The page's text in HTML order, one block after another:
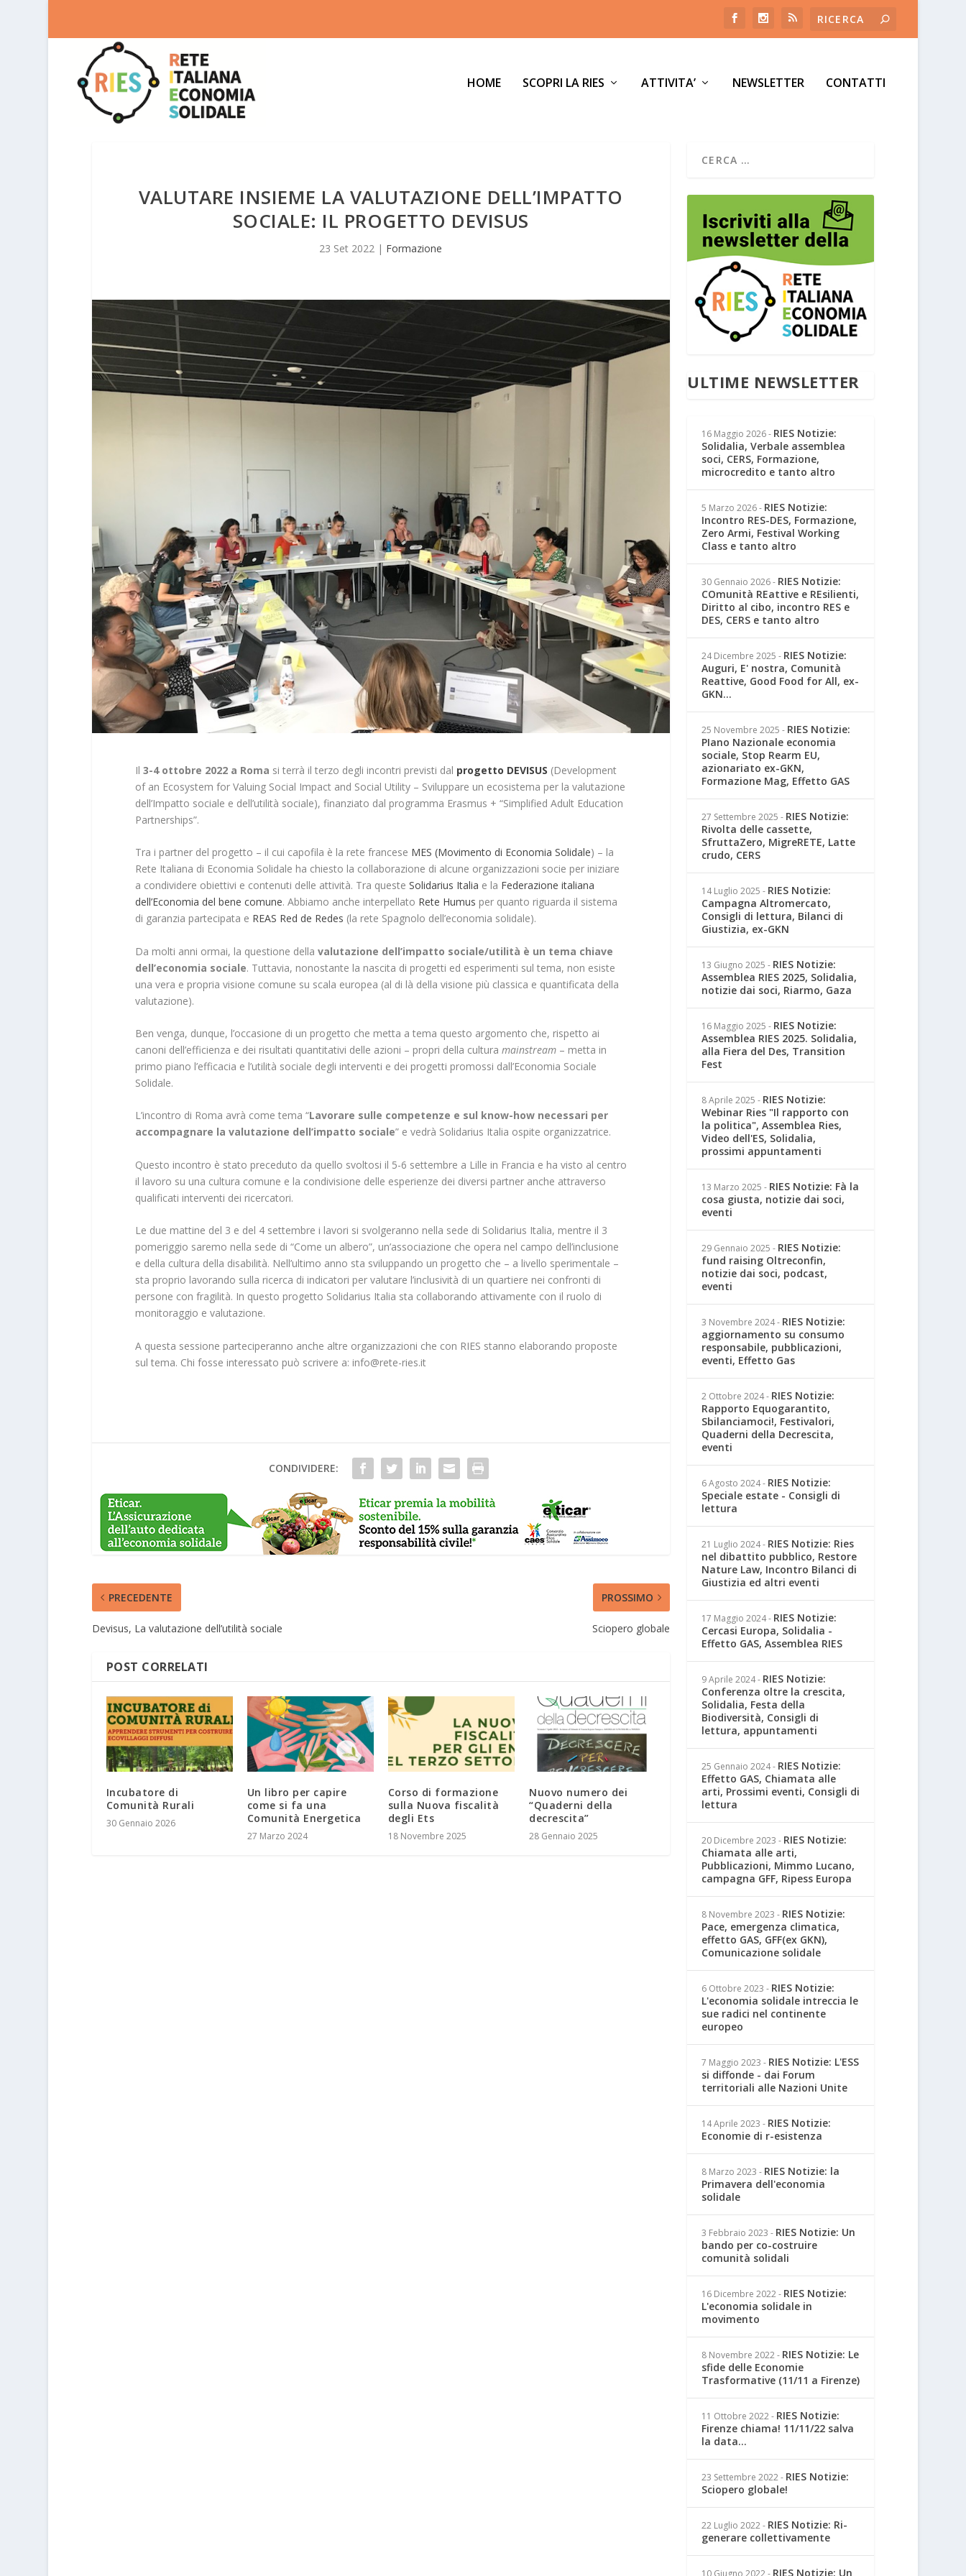
HOME SCOPRI LA RIES ATTIVITA’ NEWSLETTER CONTATTI
VALUTARE INSIEME LA VALUTAZIONE DELL’IMPATTO
SOCIALE: IL PROGETTO DEVISUS
23 Set 2022 | Formazione
Il 3-4 ottobre 2022 a Roma si terrà il terzo degli incontri previsti dal progetto DEVISUS (Development
of an Ecosystem for Valuing Social Impact and Social Utility – Sviluppare un ecosistema per la valutazione
dell’Impatto sociale e dell’utilità sociale), finanziato dal programma Erasmus + “Simplified Adult Education
Partnerships”.
Tra i partner del progetto – il cui capofila è la rete francese MES (Movimento di Economia Solidale) – la
Rete Italiana di Economia Solidale ha chiesto la collaborazione di alcune organizzazioni socie per iniziare
a condividere obiettivi e contenuti delle attività. Tra queste Solidarius Italia e la Federazione italiana
dell’Economia del bene comune. Abbiamo anche interpellato Rete Humus per quanto riguarda il sistema
di garanzia partecipata e REAS Red de Redes (la rete Spagnolo dell’economia solidale).
Da molti anni ormai, la questione della valutazione dell’impatto sociale/utilità è un tema chiave
dell’economia sociale. Tuttavia, nonostante la nascita di progetti ed esperimenti sul tema, non esiste
una vera e propria visione comune su scala europea (al di là della visione più classica e quantificata della
valutazione).
Ben venga, dunque, l’occasione di un progetto che metta a tema questo argomento che, rispetto ai
canoni dell’efficienza e dei risultati quantitativi delle azioni – propri della cultura mainstream – metta in
primo piano l’efficacia e l’utilità sociale degli interventi e dei progetti promossi dall’Economia Sociale
Solidale.
L’incontro di Roma avrà come tema “Lavorare sulle competenze e sul know-how necessari per
accompagnare la valutazione dell’impatto sociale” e vedrà Solidarius Italia ospite organizzatrice.
Questo incontro è stato preceduto da quello svoltosi il 5-6 settembre a Lille in Francia e ha visto al centro
il lavoro su una cultura comune e la condivisione delle esperienze dei diversi partner anche attraverso
qualificati interventi dei ricercatori.
Le due mattine del 3 e del 4 settembre i lavori si svolgeranno nella sede di Solidarius Italia, mentre il 3
pomeriggio saremo nella sede di “Come un albero”, un’associazione che opera nel campo dell’inclusione
e della cultura della disabilità. Nell’ultimo anno sta sviluppando un progetto che – a livello sperimentale –
sta proprio lavorando sulla ricerca di indicatori per valutare l’inclusività di un quartiere nei confronti di
persone con fragilità. In questo progetto Solidarius Italia sta collaborando attivamente con il ruolo di
monitoraggio e valutazione.
A questa sessione parteciperanno anche altre organizzazioni che con RIES stanno elaborando proposte
sul tema. Chi fosse interessato può scrivere a: info@rete-ries.it
CONDIVIDERE:
PRECEDENTE
Devisus, La valutazione dell’utilità sociale
PROSSIMO
Sciopero globale
POST CORRELATI
Incubatore di
Comunità Rurali
30 Gennaio 2026
Un libro per capire
come si fa una
Comunità Energetica
27 Marzo 2024
Corso di formazione
sulla Nuova fiscalità
degli Ets
18 Novembre 2025
Nuovo numero dei
“Quaderni della
decrescita”
28 Gennaio 2025
ULTIME NEWSLETTER
16 Maggio 2026- RIES Notizie:
Solidalia, Verbale assemblea
soci, CERS, Formazione,
microcredito e tanto altro
5 Marzo 2026- RIES Notizie:
Incontro RES-DES, Formazione,
Zero Armi, Festival Working
Class e tanto altro
30 Gennaio 2026- RIES Notizie:
COmunità REattive e REsilienti,
Diritto al cibo, incontro RES e
DES, CERS e tanto altro
24 Dicembre 2025 - RIES Notizie:
Auguri, E' nostra, Comunità
Reattive, Good Food for All, ex-
GKN...
25 Novembre 2025 - RIES Notizie:
PIano Nazionale economia
sociale, Stop Rearm EU,
azionariato ex-GKN,
Formazione Mag, Effetto GAS
27 Settembre 2025 - RIES Notizie:
Rivolta delle cassette,
SfruttaZero, MigreRETE, Latte
crudo, CERS
14 Luglio 2025 - RIES Notizie:
Campagna Altromercato,
Consigli di lettura, Bilanci di
Giustizia, ex-GKN
13 Giugno 2025 - RIES Notizie:
Assemblea RIES 2025, Solidalia,
notizie dai soci, Riarmo, Gaza
16 Maggio 2025 - RIES Notizie:
Assemblea RIES 2025. Solidalia,
alla Fiera del Des, Transition
Fest
8 Aprile 2025 - RIES Notizie:
Webinar Ries "Il rapporto con
la politica", Assemblea Ries,
Video dell'ES, Solidalia,
prossimi appuntamenti
13 Marzo 2025 - RIES Notizie: Fà la
cosa giusta, notizie dai soci,
eventi
29 Gennaio 2025 - RIES Notizie:
fund raising Oltreconfin,
notizie dai soci, podcast,
eventi
3 Novembre 2024- RIES Notizie:
aggiornamento su consumo
responsabile, pubblicazioni,
eventi, Effetto Gas
2 Ottobre 2024- RIES Notizie:
Rapporto Equogarantito,
Sbilanciamoci!, Festivalori,
Quaderni della Decrescita,
eventi
6 Agosto 2024- RIES Notizie:
Speciale estate - Consigli di
lettura
21 Luglio 2024- RIES Notizie: Ries
nel dibattito pubblico, Restore
Nature Law, Incontro Bilanci di
Giustizia ed altri eventi
17 Maggio 2024- RIES Notizie:
Cercasi Europa, Solidalia -
Effetto GAS, Assemblea RIES
9 Aprile 2024- RIES Notizie:
Conferenza oltre la crescita,
Solidalia, Festa della
Biodiversità, Consigli di
lettura, appuntamenti
25 Gennaio 2024- RIES Notizie:
Effetto GAS, Chiamata alle
arti, Prossimi eventi, Consigli di
lettura
20 Dicembre 2023 - RIES Notizie:
Chiamata alle arti,
Pubblicazioni, Mimmo Lucano,
campagna GFF, Ripess Europa
8 Novembre 2023 - RIES Notizie:
Pace, emergenza climatica,
effetto GAS, GFF(ex GKN),
Comunicazione solidale
6 Ottobre 2023 - RIES Notizie:
L'economia solidale intreccia le
sue radici nel continente
europeo
7 Maggio 2023 - RIES Notizie: L'ESS
si diffonde - dai Forum
territoriali alle Nazioni Unite
14 Aprile 2023 - RIES Notizie:
Economie di r-esistenza
8 Marzo 2023 - RIES Notizie: la
Primavera dell'economia
solidale
3 Febbraio 2023 - RIES Notizie: Un
bando per co-costruire
comunità solidali
16 Dicembre 2022- RIES Notizie:
L'economia solidale in
movimento
8 Novembre 2022- RIES Notizie: Le
sfide delle Economie
Trasformative (11/11 a Firenze)
11 Ottobre 2022- RIES Notizie:
Firenze chiama! 11/11/22 salva
la data...
23 Settembre 2022- RIES Notizie:
Sciopero globale!
22 Luglio 2022- RIES Notizie: Ri-
generare collettivamente
RIES Notizie: Un